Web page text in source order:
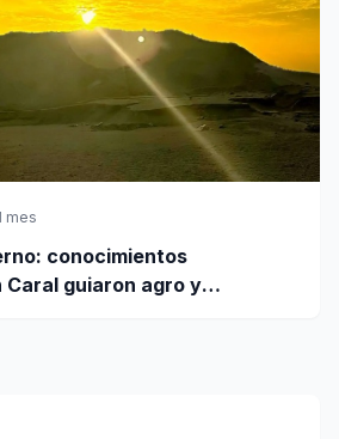
mes
conocimientos
guiaron agro y